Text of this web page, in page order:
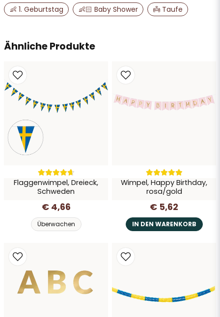
Ja, Sie dürfen meine Frage veröffentlichen
Ähnliche Produkte
Flaggenwimpel, Dreieck,
Schweden
€ 4,66
Überwachen
Wimpel, Happy Birthday,
rosa/gold
€ 5,62
IN DEN WARENKORB
👶 1. Geburtstag
👶🏻 Baby Shower 👼 Taufe